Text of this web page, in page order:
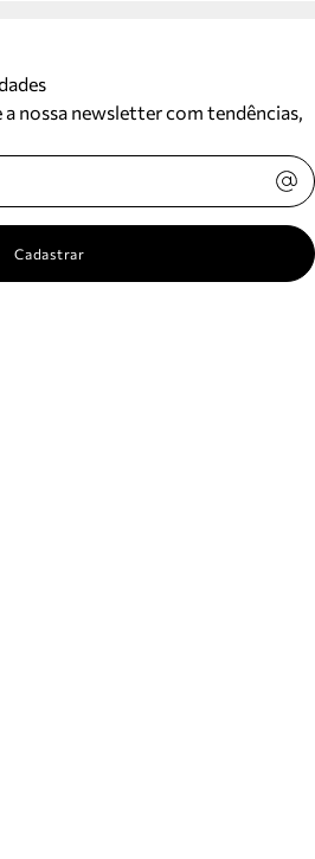
a nossa newsletter com tendências,
Cadastrar